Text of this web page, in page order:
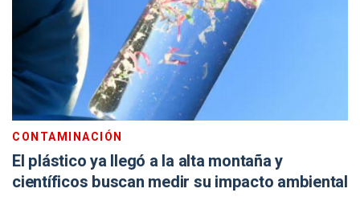
CONTAMINACIÓN
El plástico ya llegó a la alta montaña y
científicos buscan medir su impacto ambiental